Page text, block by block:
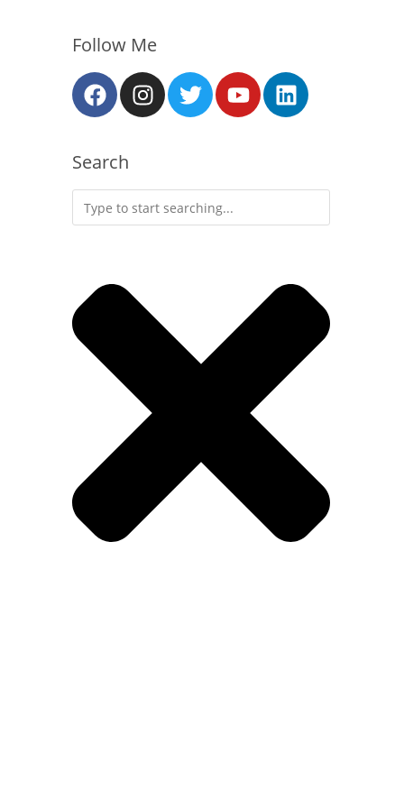
Follow Me
Search